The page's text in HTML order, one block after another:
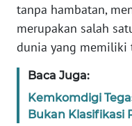
tanpa hambatan,
merupakan salah
dunia yang
Baca Juga:
Kemkomdigi
Bukan Klasifikasi
IKLAN
TENTANG
KAMI